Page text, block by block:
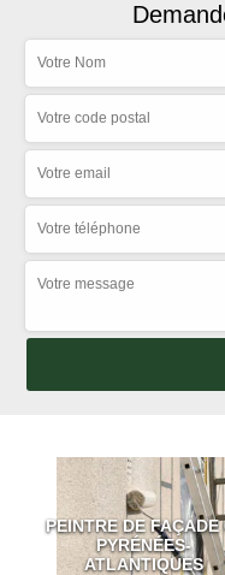
PEINTRE DE FAÇADE
PYRÉNÉES-
ATLANTIQUES